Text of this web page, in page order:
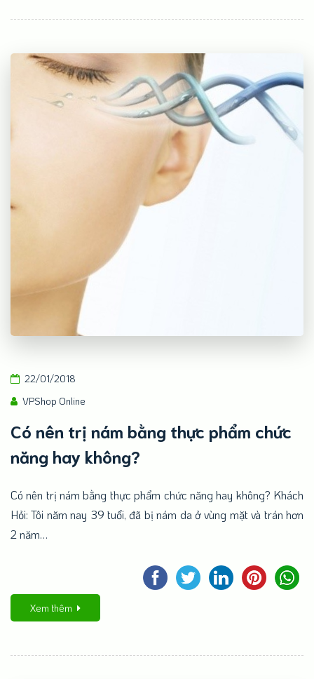
22/01/2018
VPShop Online
Có nên trị nám bằng thực phẩm chức
năng hay không?
Có nên trị nám bằng thực phẩm chức năng hay không? Khách
Hỏi: Tôi năm nay 39 tuổi, đã bị nám da ở vùng mặt và trán hơn
2 năm…
Xem thêm